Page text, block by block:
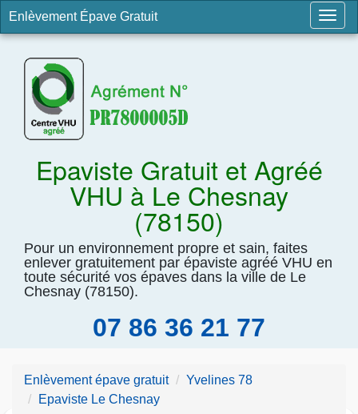
Enlèvement Épave Gratuit
Epaviste Gratuit et Agréé
VHU à Le Chesnay
(78150)
Pour un environnement propre et sain, faites
enlever gratuitement par épaviste agréé VHU en
toute sécurité vos épaves dans la ville de Le
Chesnay (78150).
07 86 36 21 77
Enlèvement épave gratuit
Yvelines 78
Epaviste Le Chesnay